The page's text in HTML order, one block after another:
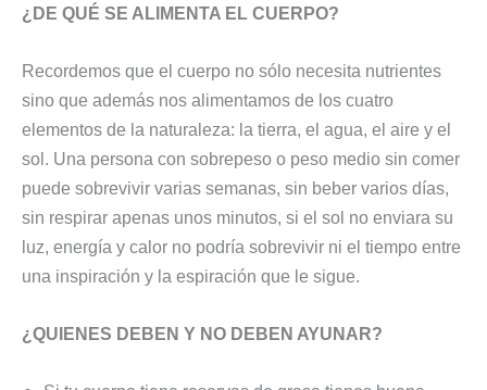
¿DE QUÉ SE ALIMENTA EL CUERPO?
Recordemos que el cuerpo no sólo necesita nutrientes
sino que además nos alimentamos de los cuatro
elementos de la naturaleza: la tierra, el agua, el aire y el
sol. Una persona con sobrepeso o peso medio sin comer
puede sobrevivir varias semanas, sin beber varios días,
sin respirar apenas unos minutos, si el sol no enviara su
luz, energía y calor no podría sobrevivir ni el tiempo entre
una inspiración y la espiración que le sigue.
¿QUIENES DEBEN Y NO DEBEN AYUNAR?